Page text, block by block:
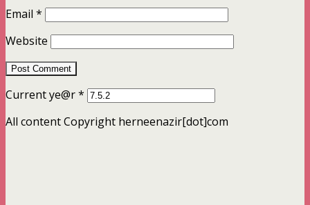
Email *
Website
Current ye@r*
All content Copyright herneenazir[dot]com